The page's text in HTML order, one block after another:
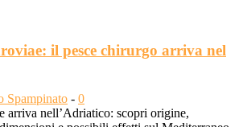
il pesce chirurgo arriva nel
Spampinato - 0
arriva nell’Adriatico: scopri origine,